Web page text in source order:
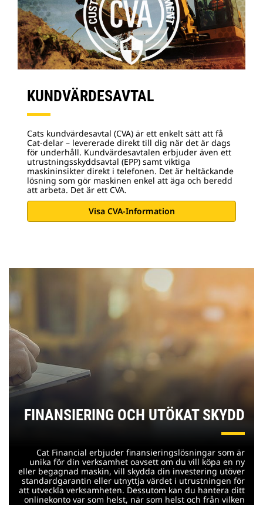
KUNDVÄRDESAVTAL
Cats kundvärdesavtal (CVA) är ett enkelt sätt att få
Cat-delar – levererade direkt till dig när det är dags
för underhåll. Kundvärdesavtalen erbjuder även ett
utrustningsskyddsavtal (EPP) samt viktiga
maskininsikter direkt i telefonen. Det är heltäckande
lösning som gör maskinen enkel att äga och beredd
att arbeta. Det är ett CVA.
Visa CVA-Information
FINANSIERING OCH UTÖKAT SKYDD
Cat Financial erbjuder finansieringslösningar som är
unika för din verksamhet oavsett om du vill köpa en ny
eller begagnad maskin, vill skydda din investering utöver
standardgarantin eller utnyttja värdet i utrustningen för
att utveckla verksamheten. Dessutom kan du hantera ditt
onlinekonto var som helst, när som helst och från vilken